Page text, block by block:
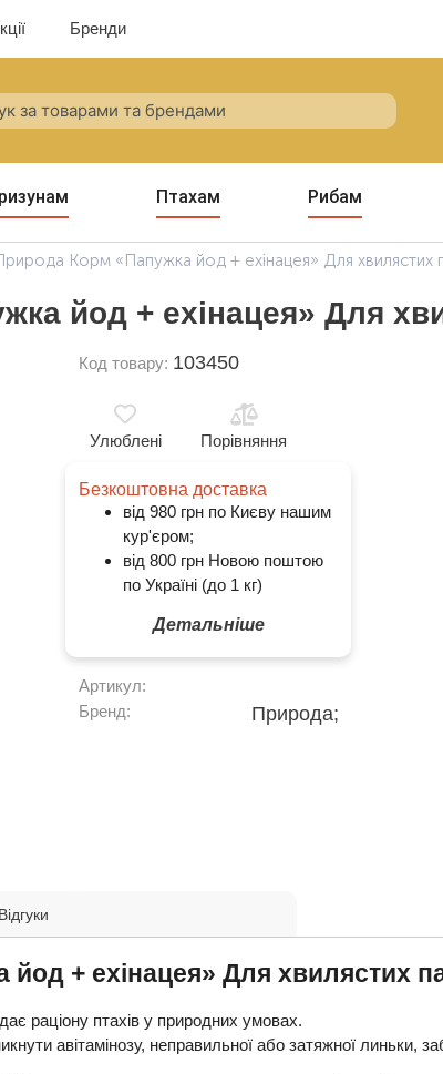
Бренди
Птахам Рибам
Корм ​​«Папужка йод + ехінацея» Для хвилястих
йод + ехінацея» Для
Код товару: 103450
Улюблені Порівняння
Безкоштовна доставка
від 980 грн по Києву нашим
кур'єром;
від 800 грн Новою поштою
по Україні (до 1 кг)
Детальніше
Артикул:
Бренд:
Природа;
Відгуки
+ ехінацея» Для хвилястих
раціону птахів у природних умовах.
авітамінозу, неправильної або затяжної линьки,